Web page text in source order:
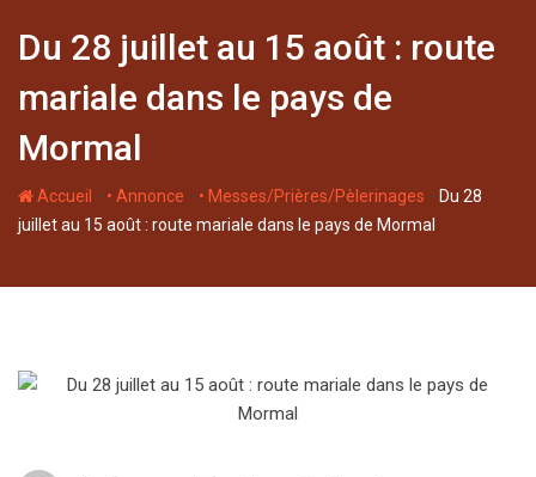
Du 28 juillet au 15 août : route
mariale dans le pays de
Mormal
Accueil - • Annonce - • Messes/Prières/Pèlerinages - Du 28
juillet au 15 août : route mariale dans le pays de Mormal